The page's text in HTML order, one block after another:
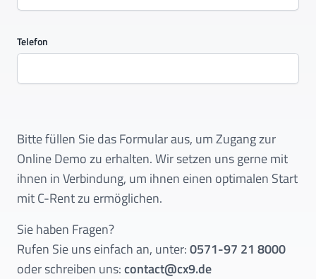
Telefon
Bitte füllen Sie das Formular aus, um Zugang zur
Online Demo zu erhalten. Wir setzen uns gerne mit
ihnen in Verbindung, um ihnen einen optimalen Start
mit C-Rent zu ermöglichen.
Sie haben Fragen?
Rufen Sie uns einfach an, unter:0571-97 21 8000
oder schreiben uns:contact@cx9.de